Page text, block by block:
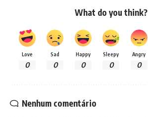
What do you think?
Love
0
Sad
0
Happy
0
Sleepy
0
Angry
0
Nenhum comentário